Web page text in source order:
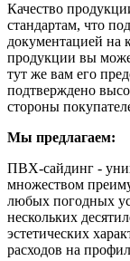
Качество
стандартам, что
документацией на
продукции вы
тут же вам его
подтверждено
стороны
Мы предлагаем:
ПВХ-сайдинг -
множеством
любых погодных
нескольких
эстетических
расходов на